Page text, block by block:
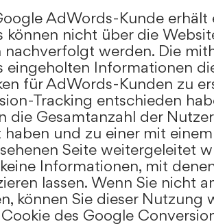
AdWords-Kunde erhält
können nicht über die
nachverfolgt werden. Die
eingeholten Informationen
für AdWords-Kunden zu
Tracking entschieden
die Gesamtanzahl der
haben und zu einer mit
Seite weitergeleitet
Informationen, mit
lassen. Wenn Sie nicht
können Sie dieser Nutzung
des Google